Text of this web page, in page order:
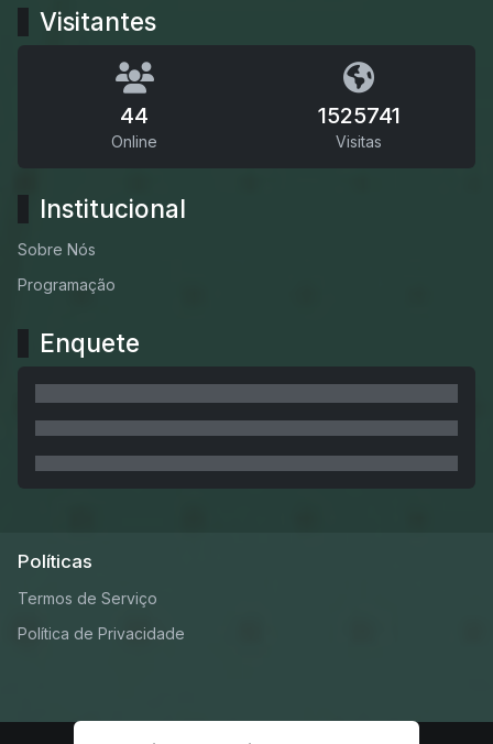
Visitantes
44
Online
1525741
Visitas
Institucional
Sobre Nós
Programação
Enquete
Políticas
Termos de Serviço
Política de Privacidade